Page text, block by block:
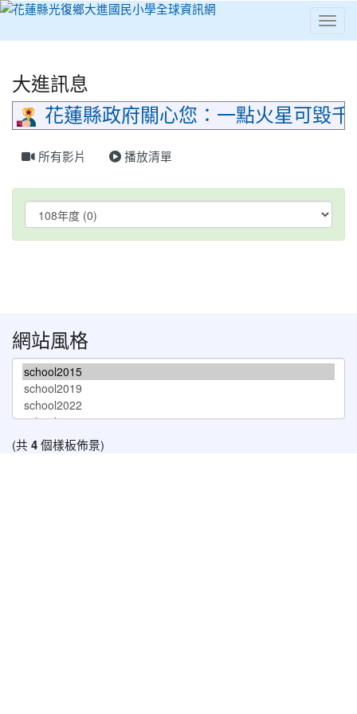
⏸
大進訊息
花蓮縣政府關心您：一點火星可毀
所有影片 播放清單
Video List
網站風格
(共 4個樣板佈景)